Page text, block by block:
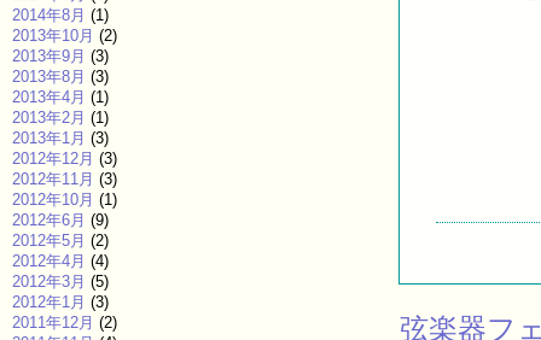
弦楽器フ
2014年8月 (1)
2013年10月 (2)
2013年9月 (3)
2013年8月 (3)
2013年4月 (1)
2013年2月 (1)
2013年1月 (3)
2012年12月 (3)
2012年11月 (3)
2012年10月 (1)
2012年6月 (9)
2012年5月 (2)
2012年4月 (4)
2012年3月 (5)
2012年1月 (3)
2011年12月 (2)